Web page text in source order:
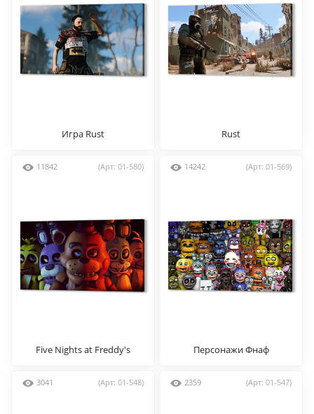
Игра Rust Rust
11842 (Арт: 01-580)
Five Nights at Freddy's
14242 (Арт: 01-569)
Персонажи Фнаф
3041 (Арт: 01-548) 2359 (Арт: 01-547)